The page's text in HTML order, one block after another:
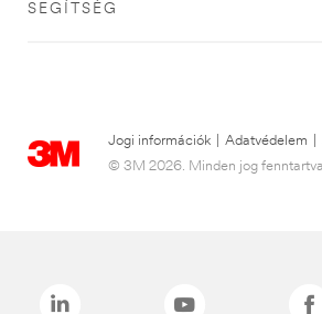
SEGÍTSÉG
Jogi információk Adatvédelem
© 3M 2026. Minden jog fenntartva.